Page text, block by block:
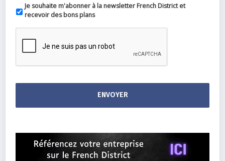
Je souhaite m'abonner à la newsletter French District et
recevoir des bons plans